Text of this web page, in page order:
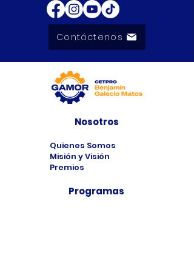
Contáctenos
Nosotros
Quienes Somos
Misión y Visión
Premios
Programas